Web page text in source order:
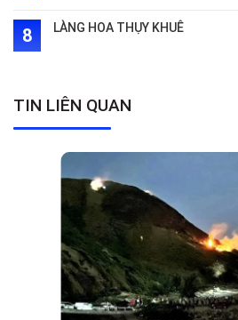
LÀNG HOA THỤY KHUÊ
TIN LIÊN QUAN